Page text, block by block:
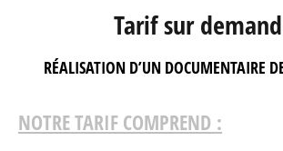
Tarif sur
RÉALISATION D’UN DOCUMENTAIRE
NOTRE TARIF COMPREND :